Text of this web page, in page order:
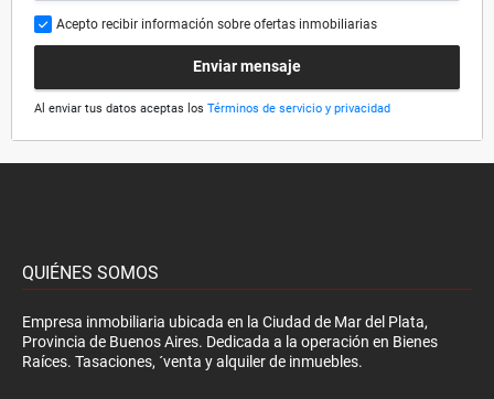
Acepto recibir información sobre ofertas inmobiliarias
Enviar mensaje
Al enviar tus datos aceptas los Términos de servicio y privacidad
QUIÉNES SOMOS
Empresa inmobiliaria ubicada en la Ciudad de Mar del Plata,
Provincia de Buenos Aires. Dedicada a la operación en Bienes
Raíces. Tasaciones, ´venta y alquiler de inmuebles.